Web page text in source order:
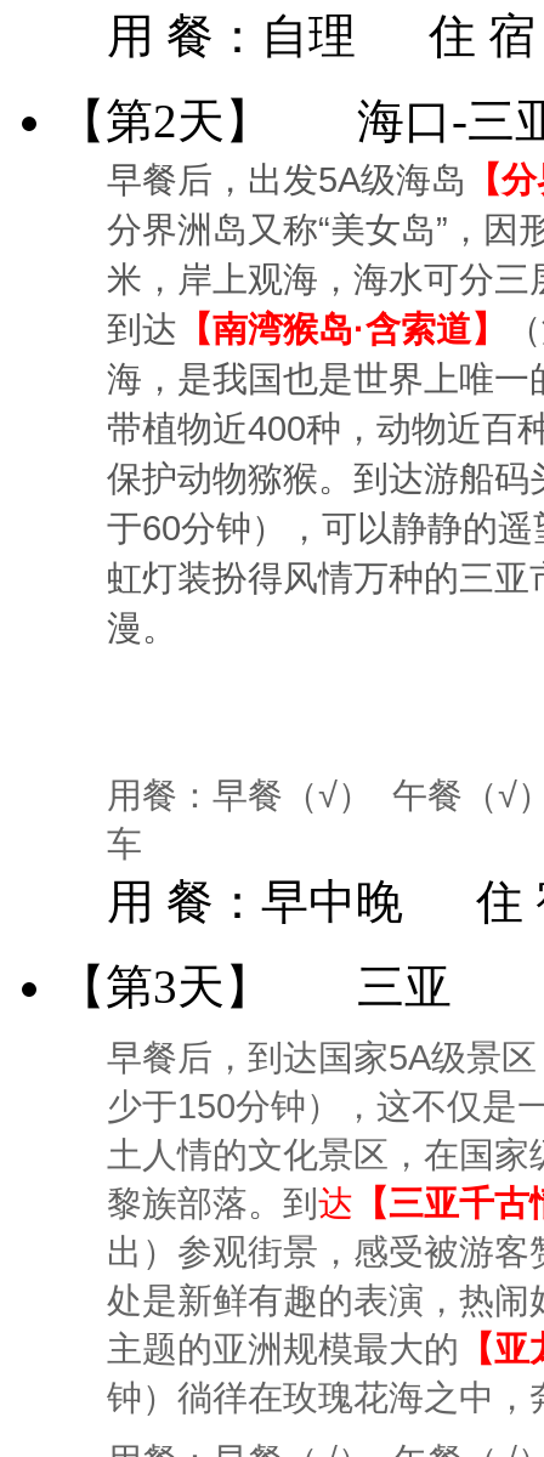
用 餐： 自理 住
【第2天】
海口-三
早餐后，出发5A级海岛 【
分界洲岛又称“美女岛”，
米，岸上观海，海水可分
到达 【南湾猴岛·含索道】
海，是我国也是世界上唯
带植物近400种，动物近百
保护动物猕猴。到达游船码
于60分钟），可以静静的
虹灯装扮得风情万种的三
漫。
用餐：早餐（√） 午餐（
车
用 餐： 早中晚 住
【第3天】
三亚
早餐后，到达国家5A级景区
少于150分钟），这不仅是
土人情的文化景区，在国
黎族部落。到 达 【三亚千古
出）参观街景，感受被游
处是新鲜有趣的表演，热闹
主题的亚洲规模最大的 【
钟）徜徉在玫瑰花海之中